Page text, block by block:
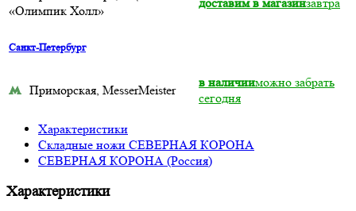
«Олимпик Холл»
Санкт-Петербург
Приморская, MesserMeister
в наличииможно забрать
сегодня
Характеристики
Складные ножи СЕВЕРНАЯ КОРОНА
СЕВЕРНАЯ КОРОНА (Россия)
Характеристики